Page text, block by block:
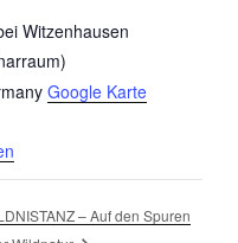
Witzenhausen
Google Karte
– Auf den Spuren